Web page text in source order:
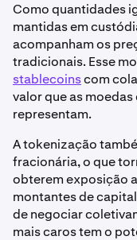
Como quantidades
mantidas em
acompanham os
tradicionais. Esse
stablecoinscom
valor que as
representam.
A tokenização
fracionária, o que
obterem exposição
montantes de
de negociar
mais caros tem o